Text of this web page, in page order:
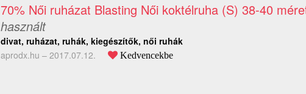
70% Női ruházat Blasting Női koktélruha (S) 38-40
használt
divat, ruházat, ruhák, kiegészítők, női ruhák
aprodx.hu – 2017.07.12. Kedvencekbe